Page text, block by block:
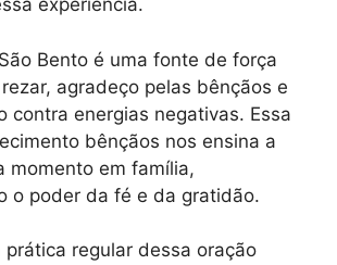
experiência.
Bento é uma fonte de força
agradeço pelas bênçãos e
contra energias negativas. Essa
bênçãos nos ensina a
momento em família,
o poder da fé e da gratidão.
prática regular dessa oração